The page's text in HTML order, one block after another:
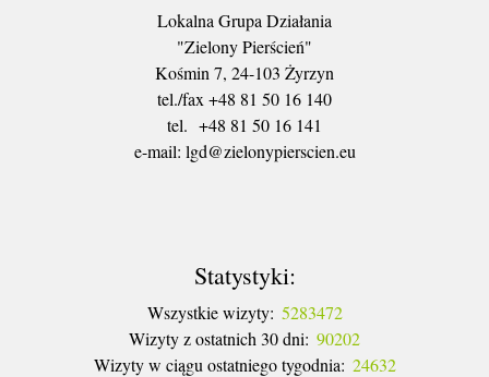
Lokalna Grupa Działania
"Zielony Pierścień"
Kośmin 7, 24-103 Żyrzyn
tel./fax +48 81 50 16 140
tel. +48 81 50 16 141
​e-mail: lgd@zielonypierscien.eu
Statystyki:
Wszystkie wizyty: 5283472
Wizyty z ostatnich 30 dni: 90202
Wizyty w ciągu ostatniego tygodnia: 24632